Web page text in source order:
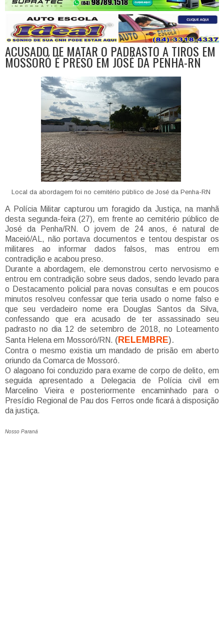
ACUSADO DE MATAR O PADRASTO A TIROS EM
MOSSORÓ É PRESO EM JOSÉ DA PENHA-RN
Local da abordagem foi no cemitério público de José da Penha-RN
A Polícia Militar capturou um foragido da Justiça, na manhã
desta segunda-feira (27), em frente ao cemitério público de
José da Penha/RN. O jovem de 24 anos, é natural de
Maceió/AL, não portava documentos e tentou despistar os
militares ao informar dados falsos, mas entrou em
contradição e acabou preso.
Durante a abordagem, ele demonstrou certo nervosismo e
entrou em contradição sobre seus dados, sendo levado para
o Destacamento policial para novas consultas e em poucos
minutos resolveu confessar que teria usado o nome falso e
que seu verdadeiro nome era Douglas Santos da Silva,
confessando que era acusado de ter assassinado seu
padrasto no dia 12 de setembro de 2018, no Loteamento
Santa Helena em Mossoró/RN. (RELEMBRE).
Contra o mesmo existia um mandado de prisão em aberto
oriundo da Comarca de Mossoró.
O alagoano foi conduzido para exame de corpo de delito, em
seguida apresentado a Delegacia de Polícia civil em
Marcelino Vieira e posteriormente encaminhado para o
Presídio Regional de Pau dos Ferros onde ficará à disposição
da justiça.
Nosso Paraná